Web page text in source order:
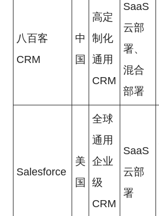
八百客
CRM
中
国
高定
制化
通用
CRM
SaaS
云部
署、
混合
部署
Salesforce
美
国
全球
通用
企业
级
CRM
SaaS
云部
署